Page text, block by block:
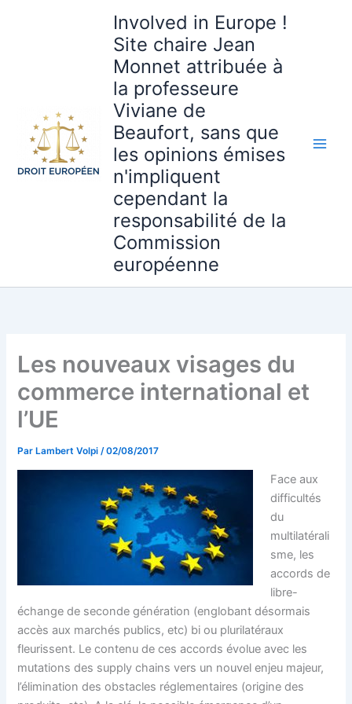
Involved in Europe !
Site chaire Jean
Monnet attribuée à
la professeure
Viviane de
Beaufort, sans que
les opinions émises
n'impliquent
cependant la
responsabilité de la
Commission
européenne
Les nouveaux visages du
commerce international et
l’UE
Par Lambert Volpi/02/08/2017
Face aux
difficultés
du
multilatérali
sme, les
accords de
libre-
échange de seconde génération (englobant désormais
accès aux marchés publics, etc) bi ou plurilatéraux
fleurissent. Le contenu de ces accords évolue avec les
mutations des supply chains vers un nouvel enjeu majeur,
l’élimination des obstacles réglementaires (origine des